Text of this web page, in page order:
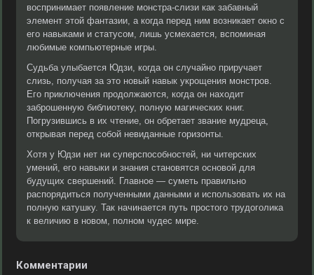
воспринимает появление монстра-слизи как забавный
элемент этой фантазии, а когда перед ним возникает окно с
его навыками и статусом, лишь усмехается, вспоминая
любимые компьютерные игры.
Судьба улыбается Юдзи, когда он случайно приручает
слизь, получая за это новый навык укрощения монстров.
Его приключения продолжаются, когда он находит
заброшенную библиотеку, полную магических книг.
Погрузившись в их чтение, он обретает звание мудреца,
открывая перед собой невиданные горизонты.
Хотя у Юдзи нет ни суперспособностей, ни читерских
умений, его навыки и знания становятся основой для
будущих свершений. Главное — суметь правильно
распорядиться полученными данными и использовать их на
полную катушку. Так начинается путь простого трудоголика
к величию в новом, полном чудес мире.
Комментарии